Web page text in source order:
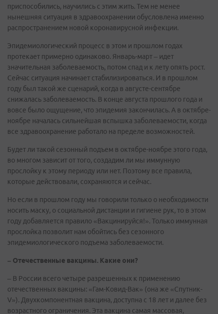
приспособились, научились с этим жить. Тем не менее
нынешняя ситуация в здравоохранении обусловлена именно
распространением новой коронавирусной инфекции.
Эпидемиологический процесс в этом и прошлом годах
протекает примерно одинаково. Январь-март – идет
значительная заболеваемость, потом спад и к лету опять рост.
Сейчас ситуация начинает стабилизироваться. И в прошлом
году был такой же сценарий, когда в августе-сентябре
снижалась заболеваемость. В конце августа прошлого года и
вовсе было ощущение, что эпидемия закончилась. А в октябре-
ноябре началась сильнейшая вспышка заболеваемости, когда
все здравоохранение работало на пределе возможностей.
Будет ли такой сезонный подъем в октябре-ноябре этого года,
во многом зависит от того, создадим ли мы иммунную
прослойку к этому периоду или нет. Поэтому все правила,
которые действовали, сохраняются и сейчас.
Но если в прошлом году мы говорили только о необходимости
носить маску, о социальной дистанции и гигиене рук, то в этом
году добавляется правило «Вакцинируйся!». Только иммунная
прослойка позволит нам обойтись без сезонного
эпидемиологического подъема заболеваемости.
– Отечественные вакцины. Какие они?
– В России всего четыре разрешенных к применению
отечественных вакцины: «Гам-Ковид-Вак» (она же «Спутник-
V»). Двухкомпонентная вакцина, доступна с 18 лет и далее без
возрастного ограничения. Эта вакцина самая массовая,